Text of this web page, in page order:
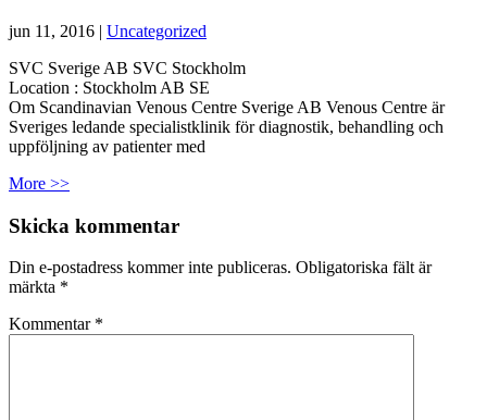
jun 11, 2016 | Uncategorized
SVC Sverige AB SVC Stockholm
Location : Stockholm AB SE
Om Scandinavian Venous Centre Sverige AB Venous Centre är
Sveriges ledande specialistklinik för diagnostik, behandling och
uppföljning av patienter med
More >>
Skicka kommentar
Din e-postadress kommer inte publiceras. Obligatoriska fält är
märkta *
Kommentar *